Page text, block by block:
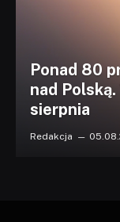
Ponad 80
nad
sierpnia
Redakcja